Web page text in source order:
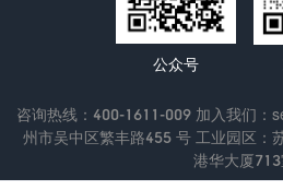
公众号
咨询热线：400-1611-009 加入我们：
州市吴中区繁丰路455 号 工业园区：
港华大厦713